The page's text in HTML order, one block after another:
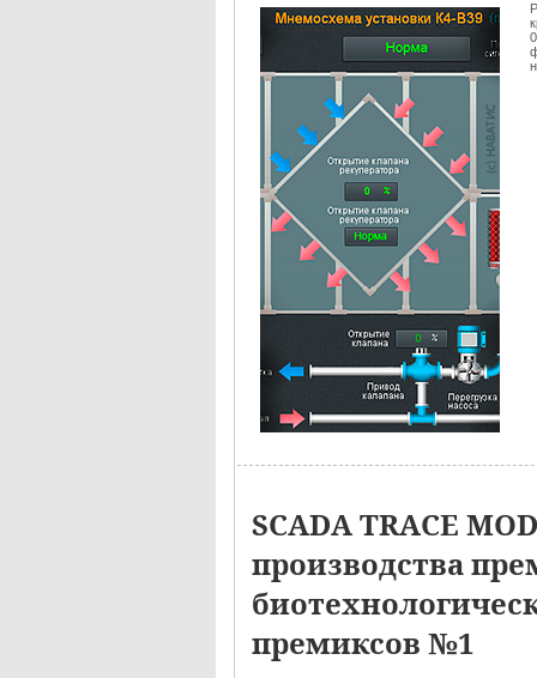
SCADA TRACE
производства
премиксов №1